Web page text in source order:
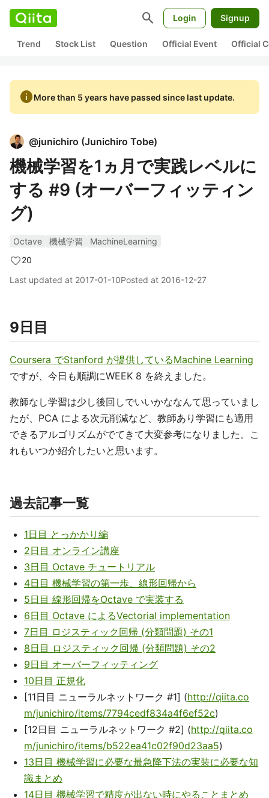
search Login Signup
Trend Stock List Question Official Event Official
infoMore than 5 years have passed since last update.
@junichiro (Junichiro Tobe)
機械学習を1ヵ月で実践レベルに
する #9 (オーバーフィッティン
グ)
Octave 機械学習
MachineLearning
20
Last updated at 2017-01-10Posted at 2016-12-27
9日目
Coursera でStanford が提供しているMachine Learning
ですが、今日も順調にWEEK 8 を終えました。
教師なし学習は少し後回しでいいかななんて思っていまし
たが、PCA による次元削減など、教師あり学習にも適用
できるアルゴリズムがでてきて大変参考になりました。こ
れもいつか紹介したいと思います。
過去記事一覧
1日目 とっかかり編
2日目 オンライン講座
3日目 Octave チュートリアル
4日目 機械学習の第一歩、線形回帰から
5日目 線形回帰をOctave で実装する
6日目 Octave によるVectorial implementation
7日目 ロジスティック回帰 (分類問題) その1
8日目 ロジスティック回帰 (分類問題) その2
9日目 オーバーフィッティング
10日目 正規化
[11日目 ニューラルネットワーク #1] (http://qiita.co
m/junichiro/items/7794cedf834a4f6ef52c)
[12日目 ニューラルネットワーク #2] (http://qiita.co
m/junichiro/items/b522ea41c02f90d23aa5)
13日目 機械学習に必要な最急降下法の実装に必要な知
識まとめ
14日目 機械学習で精度が出ない時にやることまとめ